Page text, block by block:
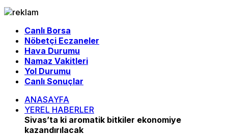
Canlı Borsa
Nöbetçi Eczaneler
Hava Durumu
Namaz Vakitleri
Yol Durumu
Canlı Sonuçlar
ANASAYFA
YEREL HABERLER
Sivas’ta ki aromatik bitkiler ekonomiye
kazandırılacak